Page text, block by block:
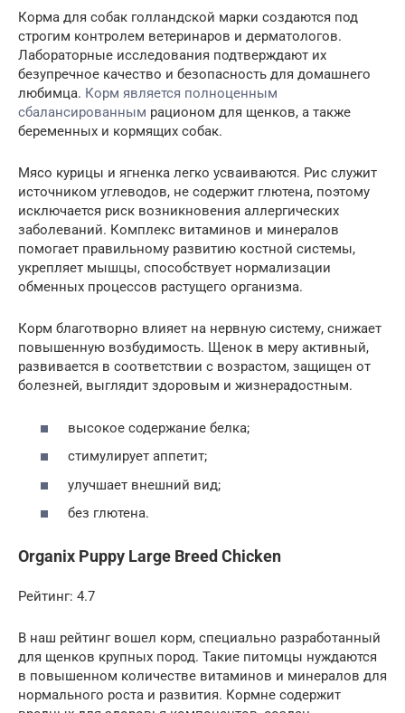
Корма для собак голландской марки создаются под
строгим контролем ветеринаров и дерматологов.
Лабораторные исследования подтверждают их
безупречное качество и безопасность для домашнего
любимца. Корм является полноценным
сбалансированным рационом для щенков, а также
беременных и кормящих собак.
Мясо курицы и ягненка легко усваиваются. Рис служит
источником углеводов, не содержит глютена, поэтому
исключается риск возникновения аллергических
заболеваний. Комплекс витаминов и минералов
помогает правильному развитию костной системы,
укрепляет мышцы, способствует нормализации
обменных процессов растущего организма.
Корм благотворно влияет на нервную систему, снижает
повышенную возбудимость. Щенок в меру активный,
развивается в соответствии с возрастом, защищен от
болезней, выглядит здоровым и жизнерадостным.
высокое содержание белка;
стимулирует аппетит;
улучшает внешний вид;
без глютена.
Organix Puppy Large Breed Chicken
Рейтинг: 4.7
В наш рейтинг вошел корм, специально разработанный
для щенков крупных пород. Такие питомцы нуждаются
в повышенном количестве витаминов и минералов для
нормального роста и развития. Кормне содержит